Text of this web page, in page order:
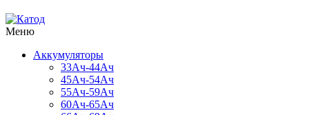
Меню
Аккумуляторы
33Ач-44Ач
45Ач-54Ач
55Ач-59Ач
60Ач-65Ач